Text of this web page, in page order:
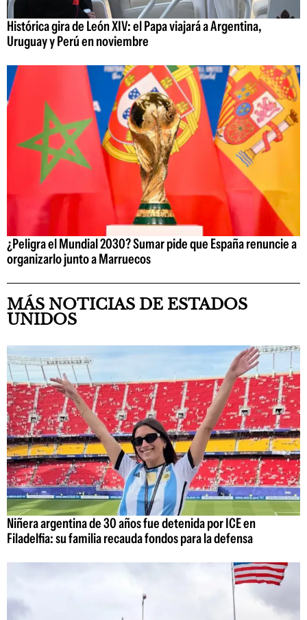
Histórica gira de León XIV: el Papa viajará a Argentina,
Uruguay y Perú en noviembre
¿Peligra el Mundial 2030? Sumar pide que España renuncie a
organizarlo junto a Marruecos
MÁS NOTICIAS DE ESTADOS
UNIDOS
Niñera argentina de 30 años fue detenida por ICE en
Filadelfia: su familia recauda fondos para la defensa